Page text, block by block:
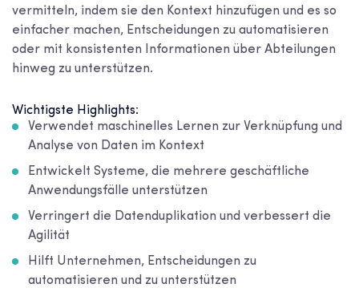
vermitteln, indem sie den Kontext hinzufügen und es so
einfacher machen, Entscheidungen zu automatisieren
oder mit konsistenten Informationen über Abteilungen
hinweg zu unterstützen.
Wichtigste Highlights:
Verwendet maschinelles Lernen zur Verknüpfung und
Analyse von Daten im Kontext
Entwickelt Systeme, die mehrere geschäftliche
Anwendungsfälle unterstützen
Verringert die Datenduplikation und verbessert die
Agilität
Hilft Unternehmen, Entscheidungen zu
automatisieren und zu unterstützen